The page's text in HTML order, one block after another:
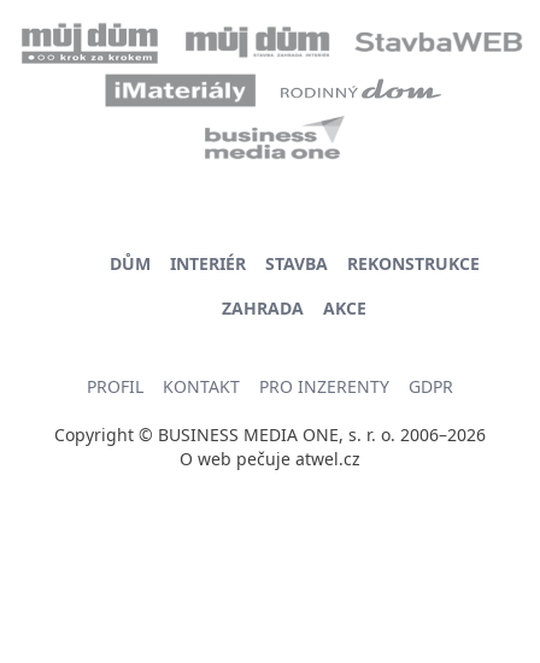
DŮM INTERIÉR STAVBA
REKONSTRUKCE
ZAHRADA
AKCE
PROFIL KONTAKT PRO INZERENTY GDPR
Copyright © BUSINESS MEDIA ONE, s. r. o. 2006–2026